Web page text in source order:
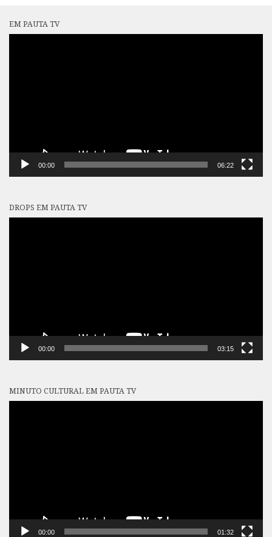
EM PAUTA TV
00:00 06:22
DROPS EM PAUTA TV
00:00 03:15
MINUTO CULTURAL EM PAUTA TV
00:00 01:32